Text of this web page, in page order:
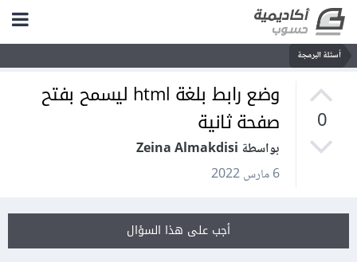
أسئلة البرمجة
0
وضع رابط بلغة html ليسمح بفتح
صفحة ثانية
بواسطة Zeina Almakdisi
6 مارس 2022
أجب على هذا السؤال